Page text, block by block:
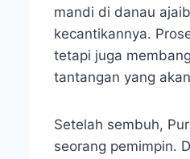
mandi di danau
kecantikannya.
tetapi juga
tantangan yang
Setelah sembuh,
seorang pemimpin.